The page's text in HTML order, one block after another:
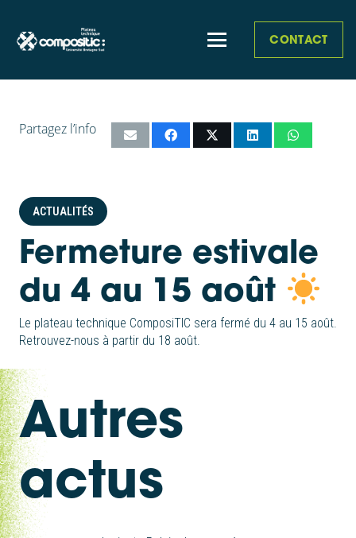
CONTACT
Partagez l’info
ACTUALITÉS
Fermeture estivale
du 4 au 15 août
Le plateau technique ComposiTIC sera fermé du 4 au 15 août.
Retrouvez-nous à partir du 18 août.
Autres
actus